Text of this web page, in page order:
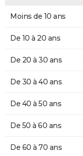
Moins de 10 ans
De 10 à 20 ans
De 20 à 30 ans
De 30 à 40 ans
De 40 à 50 ans
De 50 à 60 ans
De 60 à 70 ans